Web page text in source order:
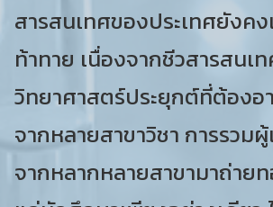
สารสนเทศของประเทศยังคง
ท้าทาย เนื่องจากชีวสารสนเ
วิทยาศาสตร์ประยุกต์ที่ต้องอ
จากหลายสาขาวิชา การรวม
จากหลากหลายสาขามาถ่าย